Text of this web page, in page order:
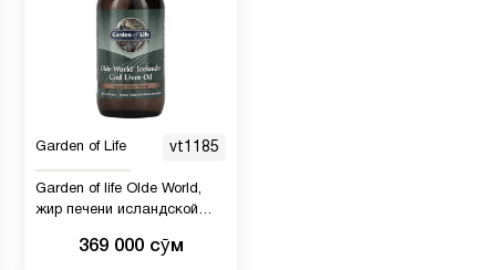
Garden of Life vt1185
Garden of life Olde World,
жир печени исландской
369 000 сӯм